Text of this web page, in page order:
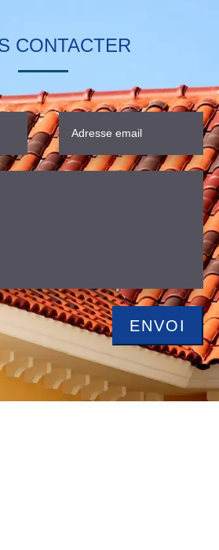
CONTACTER